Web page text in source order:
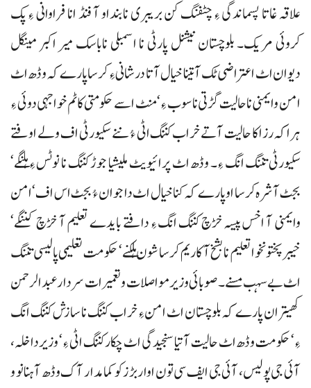
علاقہ غاتا پسماندگی ءِ چٹفنگ کن بریبری نابنداو آ فنڈ انا فراوانی ءِ پک
کروئی مریک۔ بلوچستان نیشنل پارٹی نا اسمبلی ناباسک میر اکبر مینگل
دیوان اٹ اعتراضی ٹک آ تینا خیال آتا درشانی ءِ کرسا پارے کہ وڈھ اٹ
امن وایمنی ناحالیت گڑتی ناسوب ءِ‘ منٹ اسے حکومتی کاٹم خواجہی دوئی ءِ
ہراکہ رزاکا حالیت آتے خراب کننگ اٹی ءُ ننے سکیورٹی اف ولے اوفتے
سکیورٹی تننگ انگ ءِ۔ وڈھ اٹ پرائیویٹ ملیشیا جوڑ کننگ نا نوٹس ءِ ہلنگے‘
بجٹ آ شرہ کرسا او پارے کہ کنا خیال اٹ دا جوان ءُ بجٹ اس اف‘ امن
وایمنی آ اخس پیسہ خڑچ کننگ انگ ءِ دافتے بایدے تعلیم آ خڑچ کننگے‘
خیبر پختونخوا تعلیم نا بشخ آ کاریم کرسا شون ہلکنے‘ حکومت تعلیمی پالیسی تننگ
اٹ بے سہب مسنے۔ صوبائی وزیر مواصلات و تعمیرات سردار عبدالرحمن
کھیتران پارے کہ بلوچستان اٹ امن ءِ خراب کننگ نا سازش کننگ انگ
ءِ‘ حکومت وڈھ اٹ حالیت آتیا سنجیدگی اٹ چکار کننگ اٹی ءِ‘ وزیرداخلہ،
آئی جی پولیس، آئی جی ایف سی تون اوار بڑزکو کمامدار آک وڈھ آ ہنانو و